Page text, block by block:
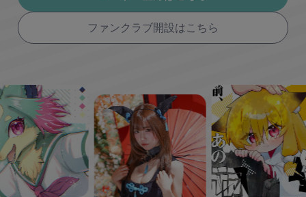
ファンクラブ開設はこちら